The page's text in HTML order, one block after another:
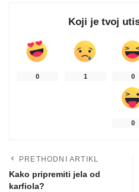
Koji je tvoj
0 1 0
0
PRETHODNI ARTIKL
Kako pripremiti jela od
karfiola?